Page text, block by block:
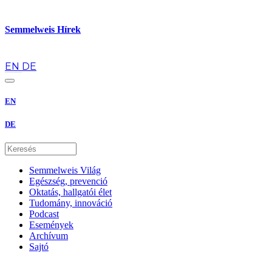
Semmelweis Hírek
EN DE
EN
DE
Semmelweis Világ
Egészség, prevenció
Oktatás, hallgatói élet
Tudomány, innováció
Podcast
Események
Archívum
Sajtó